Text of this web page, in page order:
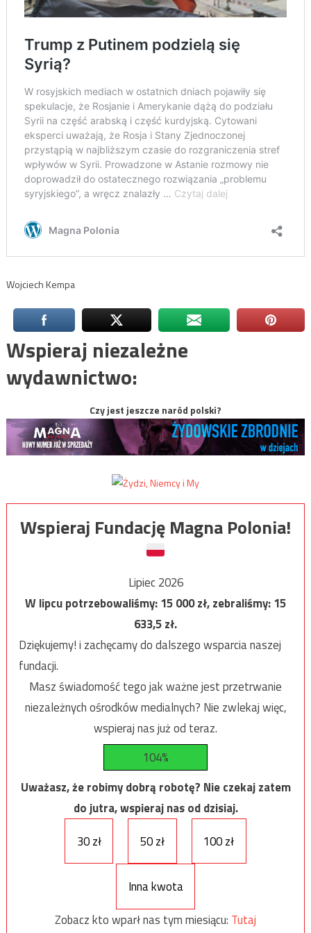
Wojciech Kempa
Wspieraj niezależne
wydawnictwo:
Czy jest jeszcze naród polski?
Wspieraj Fundację Magna Polonia!
Lipiec 2026
W lipcu potrzebowaliśmy:15 000zł, zebraliśmy:15
633,5zł.
Dziękujemy! i zachęcamy do dalszego wsparcia naszej
fundacji.
Masz świadomość tego jak ważne jest przetrwanie
niezależnych ośrodków medialnych? Nie zwlekaj więc,
wspieraj nas już od teraz.
104%
Uważasz, że robimy dobrą robotę? Nie czekaj zatem
do jutra, wspieraj nas od dzisiaj.
30 zł
50 zł 100 zł
Inna kwota
Zobacz kto wparł nas tym miesiącu: Tutaj